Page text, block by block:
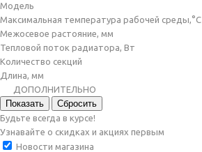
Модель
Максимальная температура рабочей среды,°C
Межосевое растояние, мм
Тепловой поток радиатора, Вт
Количество секций
Длина, мм
ДОПОЛНИТЕЛЬНО
Показать Сбросить
Будьте всегда в курсе!
Узнавайте о скидках и акциях первым
Новости магазина